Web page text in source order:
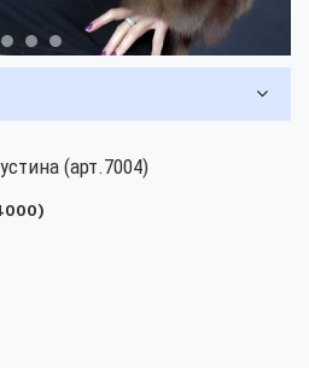
(арт.7004)